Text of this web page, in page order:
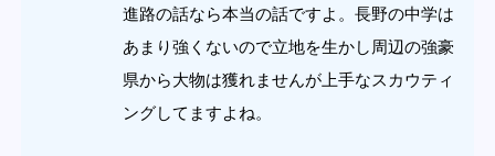
進路の話なら本当の話ですよ。長野の中学は
あまり強くないので立地を生かし周辺の強豪
県から大物は獲れませんが上手なスカウティ
ングしてますよね。